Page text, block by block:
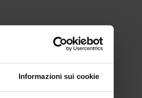
Informazioni sui cookie